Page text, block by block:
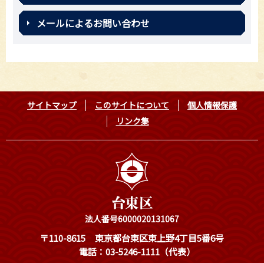
メールによるお問い合わせ
サイトマップ このサイトについて
個人情報保護
リンク集
法人番号6000020131067
〒110-8615
東京都台東区東上野4丁目5番6号
電話：03-5246-1111（代表）